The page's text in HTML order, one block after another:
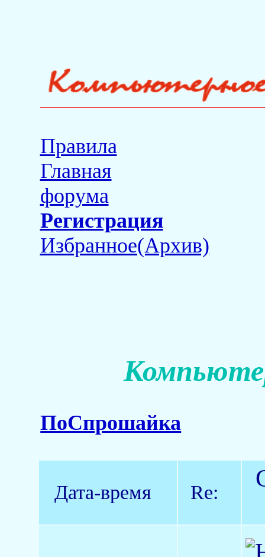
Правила
Главная
форума
Регистрация
Избранное(Архив)
ПоСпрошайка
Дата-время Re: